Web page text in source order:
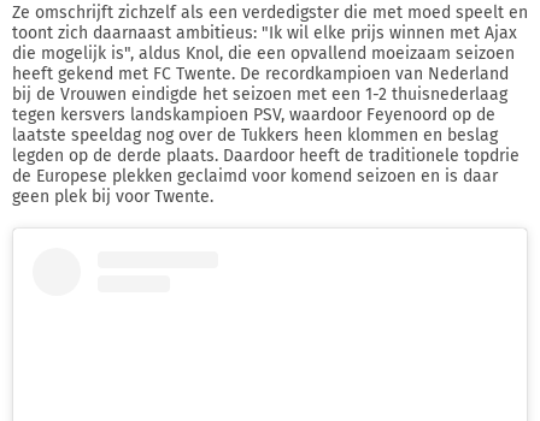
Ze omschrijft zichzelf als een verdedigster die met moed speelt en
toont zich daarnaast ambitieus: "Ik wil elke prijs winnen met Ajax
die mogelijk is", aldus Knol, die een opvallend moeizaam seizoen
heeft gekend met FC Twente. De recordkampioen van Nederland
bij de Vrouwen eindigde het seizoen met een 1-2 thuisnederlaag
tegen kersvers landskampioen PSV, waardoor Feyenoord op de
laatste speeldag nog over de Tukkers heen klommen en beslag
legden op de derde plaats. Daardoor heeft de traditionele topdrie
de Europese plekken geclaimd voor komend seizoen en is daar
geen plek bij voor Twente.